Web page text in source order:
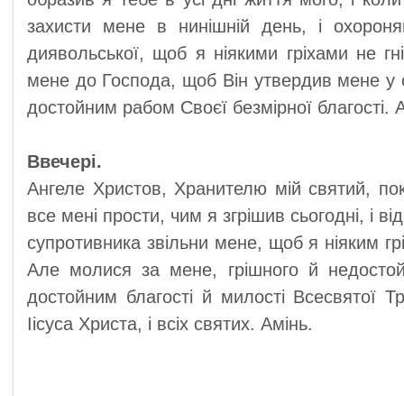
захисти мене в нинішній день, і
диявольської, щоб я ніякими гріхами не
мене до Господа, щоб Він утвердив мене у
достойним рабом Своєї безмірної благості.
Ввечері.
Ангеле Христов, Хранителю мій святий,
все мені прости, чим я згрішив сьогодні, і
супротивника звільни мене, щоб я ніяким
Але молися за мене, грішного й
достойним благості й милості Всесвятої
Іісуса Христа, і всіх святих. Амінь.